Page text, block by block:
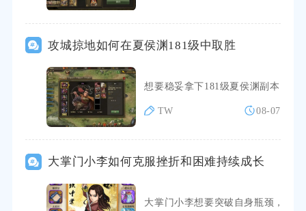
攻城掠地如何在夏侯渊181级中取胜
想要稳妥拿下181级夏侯渊副本，核
TW 08-07
大掌门小李如何克服挫折和困难持续成长
大掌门小李想要突破自身瓶颈，直